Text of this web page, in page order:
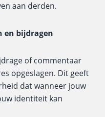
aan derden.
en bijdragen
of commentaar
opgeslagen. Dit geeft
dat wanneer jouw
identiteit kan